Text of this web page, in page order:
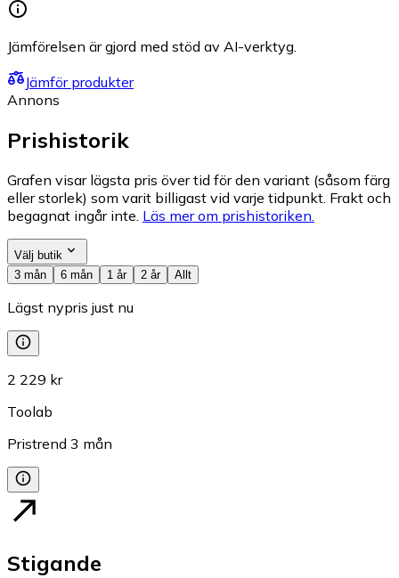
Jämförelsen är gjord med stöd av AI-verktyg.
Jämför produkter
Annons
Prishistorik
Grafen visar lägsta pris över tid för den variant (såsom färg
eller storlek) som varit billigast vid varje tidpunkt. Frakt och
begagnat ingår inte. Läs mer om prishistoriken.
Välj butik
3 mån
6 mån 1 år 2 år Allt
Lägst nypris just nu
2 229 kr
Toolab
Pristrend 3 mån
Stigande